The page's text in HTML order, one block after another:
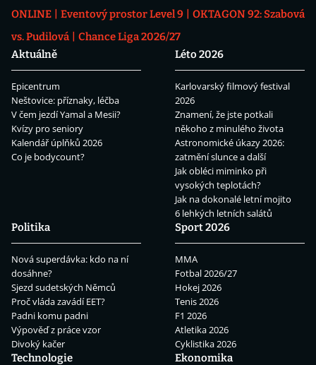
ONLINE
Eventový prostor Level 9
OKTAGON 92: Szabová
vs. Pudilová
Chance Liga 2026/27
Aktuálně
Epicentrum
Neštovice: příznaky, léčba
V čem jezdí Yamal a Mesii?
Kvízy pro seniory
Kalendář úplňků 2026
Co je bodycount?
Léto 2026
Karlovarský filmový festival
2026
Znamení, že jste potkali
někoho z minulého života
Astronomické úkazy 2026:
zatmění slunce a další
Jak obléci miminko při
vysokých teplotách?
Jak na dokonalé letní mojito
6 lehkých letních salátů
Politika
Nová superdávka: kdo na ní
dosáhne?
Sjezd sudetských Němců
Proč vláda zavádí EET?
Padni komu padni
Výpověď z práce vzor
Divoký kačer
Sport 2026
MMA
Fotbal 2026/27
Hokej 2026
Tenis 2026
F1 2026
Atletika 2026
Cyklistika 2026
Technologie
Ekonomika